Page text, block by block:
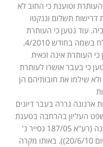
וטוענת כי החוב לא
דרישות תשלום וננקטו
עוד נטען כי העותרת
הודתה בחוב במכתב שנשלח בשמה בחודש 4/2010.
העותרת אינה זכאית
כי בעבר אושרו לעותרת
שילמו את חובותיהם הן
ארנונה גררה בעבר דיונים
העליון בהרחבה בטענת
התיישנותם של חובות ארנונה (רע"א 187/05 נסייר נ'
עיריית נצרת עילית (ניתן ביום 20/6/10)). באותו מקרה